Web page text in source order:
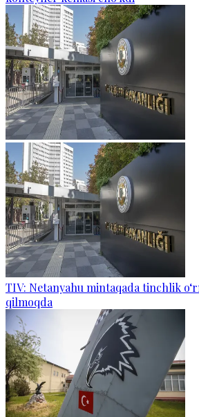
TIV: Netanyahu mintaqada tinchlik
qilmoqda